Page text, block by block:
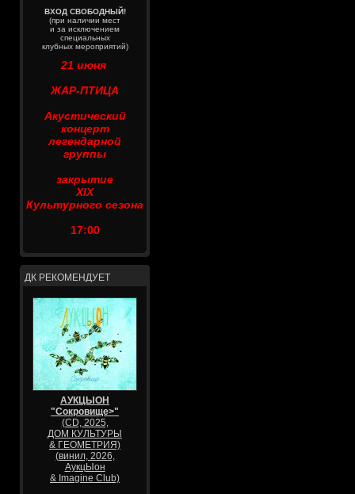
ВХОД СВОБОДНЫЙ!
(при наличии мест
и за исключением
специальных
клубных мероприятий)
21 июня
ЖАР-ПТИЦА
Акустический
концерт
легендарной
группы
закрытие
XIX
Культурного сезона
17:00
ДК РЕКОМЕНДУЕТ
АУКЦЫОН
"Сокровище>"
(CD, 2025,
ДОМ КУЛЬТУРЫ
& ГЕОМЕТРИЯ)
(винил, 2026,
АукцЫон
& Imagine Club)